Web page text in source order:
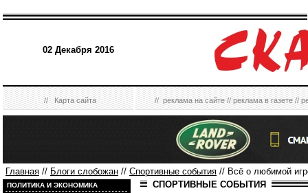
02 Декабря 2016
//Карта сайта //реклама на сайте//реклама в газете//
Главная // Блоги слобожан // Спортивные события // Всё о любимой
ПОЛИТИКА И ЭКОНОМИКА
СПОРТИВНЫЕ СОБЫТИЯ